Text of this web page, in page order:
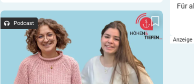
Diabetes-Anker-Podcast: Reisen mit Diabetes –
Tipps und Tricks von Conny und Alex aus der
Community-Redaktion
Podcast
Für